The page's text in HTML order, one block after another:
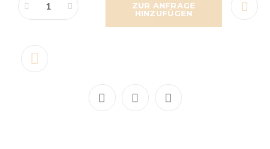
ZUR ANFRAGE
HINZUFÜGEN